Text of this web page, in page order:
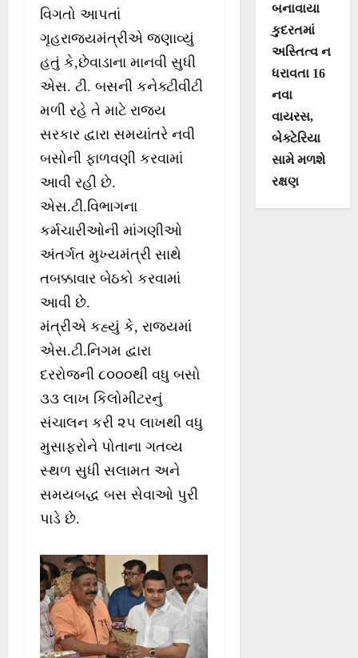
વિગતો આપતાં
ગૃહરાજ્યમંત્રીએ જણાવ્યું
હતું કે,છેવાડાના માનવી સુધી
એસ. ટી. બસની કનેક્ટીવીટી
મળી રહે તે માટે રાજ્ય
સરકાર દ્વારા સમયાંતરે નવી
બસોની ફાળવણી કરવામાં
આવી રહી છે.
એસ.ટી.વિભાગના
કર્મચારીઓની માંગણીઓ
અંતર્ગત મુખ્યમંત્રી સાથે
તબક્કાવાર બેઠકો કરવામાં
આવી છે.
મંત્રીએ કહ્યું કે, રાજ્યમાં
એસ.ટી.નિગમ દ્વારા
દરરોજની ૮૦૦૦થી વધુ બસો
૩૩ લાખ કિલોમીટરનું
સંચાલન કરી ૨૫ લાખથી વધુ
મુસાફરોને પોતાના ગતવ્ય
સ્થળ સુધી સલામત અને
સમયબદ્ધ બસ સેવાઓ પુરી
પાડે છે.
બનાવાયા
કુદરતમાં
અસ્તિત્વ ન
ધરાવતા 16
નવા
વાયરસ,
બેક્ટેરિયા
સામે મળશે
રક્ષણ